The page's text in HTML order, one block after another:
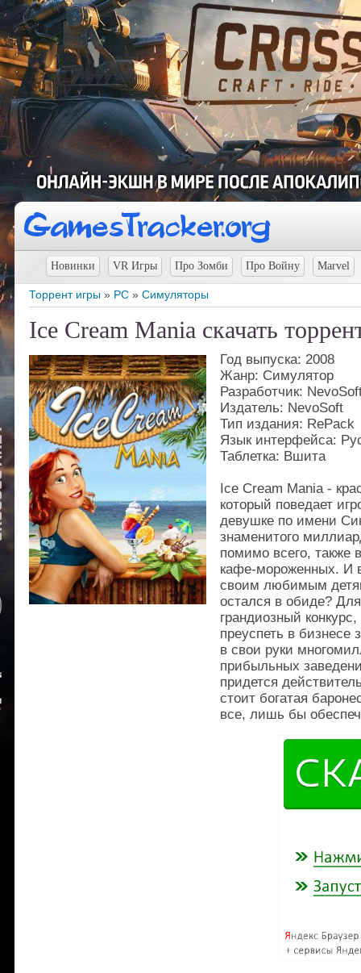
Новинки VR Игры Про Зомби Про Войну Marvel
Торрент игры » PC » Симуляторы
Ice Cream Mania скачать
Год выпуска: 2008
Жанр: Симулятор
Разработчик:
Издатель: NevoSoft
Тип издания: RePack
Язык интерфейса:
Таблетка: Вшита
Ice Cream Mania -
который поведает
девушке по имени
знаменитого
помимо всего, также
кафе-мороженных. И
своим любимым
остался в обиде?
грандиозный
преуспеть в бизнесе
в свои руки
прибыльных
придется
стоит богатая
все, лишь бы